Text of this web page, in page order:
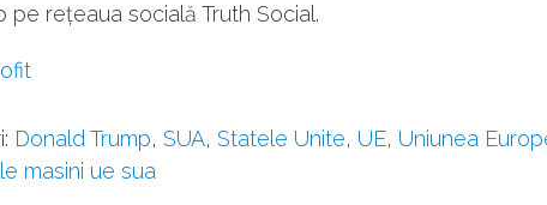
pe rețeaua socială Truth Social.
Donald Trump, SUA, Statele Unite, UE, Uniunea
masini ue sua